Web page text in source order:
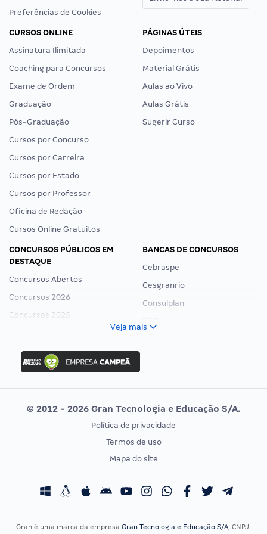
Preferências de Cookies
CURSOS ONLINE
Assinatura Ilimitada
Coaching para Concursos
Exame de Ordem
Graduação
Pós-Graduação
Cursos por Concurso
Cursos por Carreira
Cursos por Estado
Cursos por Professor
Oficina de Redação
Cursos Online Gratuitos
PÁGINAS ÚTEIS
Depoimentos
Material Grátis
Aulas ao Vivo
Aulas Grátis
Sugerir Curso
CONCURSOS PÚBLICOS EM
DESTAQUE
Concursos Abertos
Concursos 2026
Concursos 2025
Concurso Ibama
Concurso MPU
Editais publicados
BANCAS DE CONCURSOS
Cebraspe
Cesgranrio
Consulplan
Vunesp
CONCURSOS POR PROFISSÃO
Concursos Fiscais
EXAME DE ORDEM
Calendário OAB
Veja mais
© 2012 - 2026 Gran Tecnologia e Educação S/A.
Política de privacidade
Termos de uso
Mapa do site
Gran é uma marca da empresa Gran Tecnologia e Educação S/A, CNPJ: